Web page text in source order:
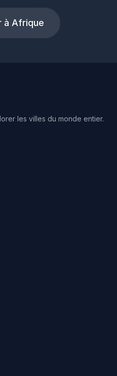
à Afrique
les villes du monde entier.